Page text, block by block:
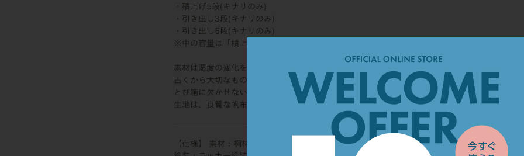
・積上げ5段(キナリのみ)
・引き出し3段(キナリのみ)
・引き出し5段(キナリのみ)
※中の容量は「積上げ」の方が少し多くなります。
素材は湿度の変化を抑え、長期間よい状態で保管できる桐材を使用。
古くから大切なものを桐箱に収めるという日本ならではの知恵と伝統を取り入れました。
とび箱に欠かせないマットも、縫製から仕上げの釘打ちまでひとつひとつ丁寧に愛情を込めて
生地は、良質な帆布の産地である倉敷・尾道から仕入れた国産帆布を使用。
【仕様】 素材：桐材